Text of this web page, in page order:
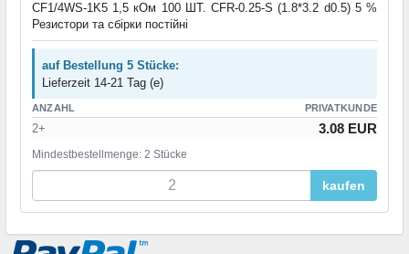
CF1/4WS-1K5 1,5 кОм 100 ШТ. CFR-0.25-S (1.8*3.2 d0.5) 5 %
Резистори та cбірки постійні
auf Bestellung 5 Stücke:
Lieferzeit 14-21 Tag (e)
ANZAHL PRIVATKUNDE
2+ 3.08 EUR
Mindestbestellmenge: 2 Stücke
kaufen